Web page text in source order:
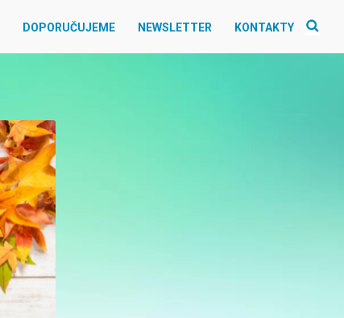
DOPORUČUJEME NEWSLETTER KONTAKTY